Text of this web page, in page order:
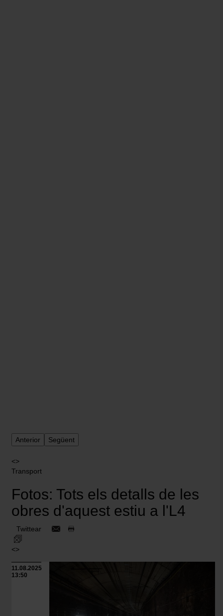
Anterior Següent
<>
Transport
Fotos: Tots els detalls de les
obres d'aquest estiu a l'L4
Twittear
<>
11.08.2025
13:50